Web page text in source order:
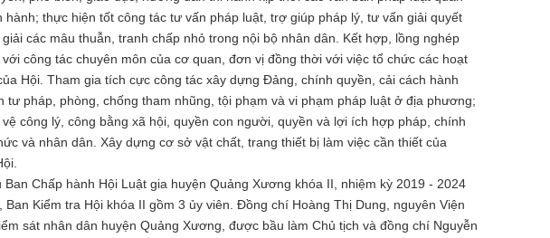
hành; thực hiện tốt công tác tư vấn pháp luật, trợ giúp pháp lý, tư vấn giải quyết
các mâu thuẫn, tranh chấp nhỏ trong nội bộ nhân dân. Kết hợp, lồng nghép
với công tác chuyên môn của cơ quan, đơn vị đồng thời với việc tổ chức các hoạt
Hội. Tham gia tích cực công tác xây dựng Đảng, chính quyền, cải cách hành
tư pháp, phòng, chống tham nhũng, tội phạm và vi phạm pháp luật ở địa phương;
công lý, công bằng xã hội, quyền con người, quyền và lợi ích hợp pháp, chính
và nhân dân. Xây dựng cơ sở vật chất, trang thiết bị làm việc cần thiết của
Chấp hành Hội Luật gia huyện Quảng Xương khóa II, nhiệm kỳ 2019 - 2024
Ban Kiểm tra Hội khóa II gồm 3 ủy viên. Đồng chí Hoàng Thị Dung, nguyên Viện
sát nhân dân huyện Quảng Xương, được bầu làm Chủ tịch và đồng chí Nguyễn